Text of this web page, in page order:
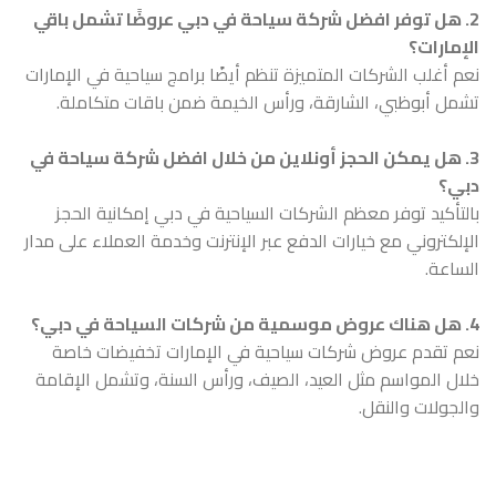
2. هل توفر افضل شركة سياحة في دبي عروضًا تشمل باقي
الإمارات؟
نعم أغلب الشركات المتميزة تنظم أيضًا برامج سياحية في الإمارات
تشمل أبوظبي، الشارقة، ورأس الخيمة ضمن باقات متكاملة.
3. هل يمكن الحجز أونلاين من خلال افضل شركة سياحة في
دبي؟
بالتأكيد توفر معظم الشركات السياحية في دبي إمكانية الحجز
الإلكتروني مع خيارات الدفع عبر الإنترنت وخدمة العملاء على مدار
الساعة.
4. هل هناك عروض موسمية من شركات السياحة في دبي؟
نعم تقدم عروض شركات سياحية في الإمارات تخفيضات خاصة
خلال المواسم مثل العيد، الصيف، ورأس السنة، وتشمل الإقامة
والجولات والنقل.